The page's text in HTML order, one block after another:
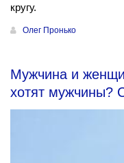
кругу.
Олег Пронько
Мужчина и
хотят мужчины?